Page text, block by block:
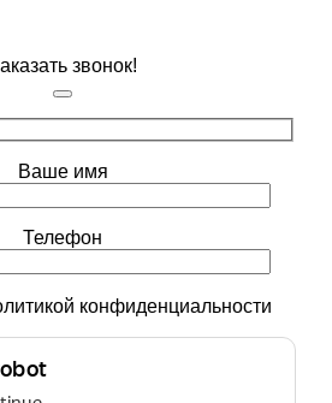
звонок!
Ваше имя
Телефон
конфиденциальности